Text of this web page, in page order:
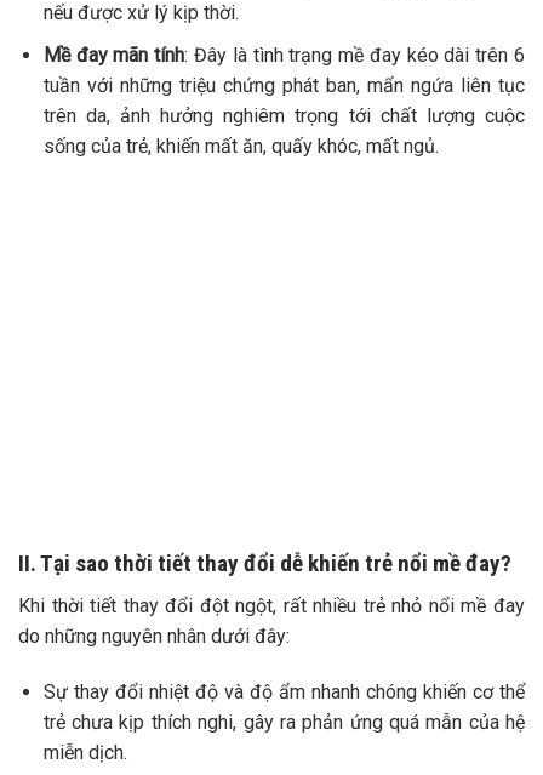
nếu được xử lý kịp thời.
Mề đay mãn tính: Đây là tình trạng mề đay kéo dài trên 6
tuần với những triệu chứng phát ban, mẩn ngứa liên tục
trên da, ảnh hưởng nghiêm trọng tới chất lượng cuộc
sống của trẻ, khiến mất ăn, quấy khóc, mất ngủ.
II. Tại sao thời tiết thay đổi dễ khiến trẻ nổi mề đay?
Khi thời tiết thay đổi đột ngột, rất nhiều trẻ nhỏ nổi mề đay
do những nguyên nhân dưới đây:
Sự thay đổi nhiệt độ và độ ẩm nhanh chóng khiến cơ thể
trẻ chưa kịp thích nghi, gây ra phản ứng quá mẫn của hệ
miễn dịch.